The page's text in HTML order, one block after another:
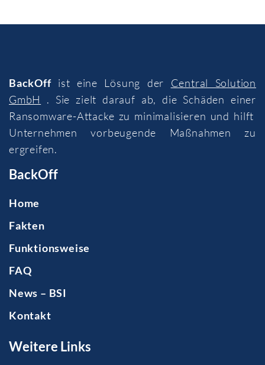
BackOffist eine Lösung der Central Solution
GmbH
. Sie zielt darauf ab, die Schäden einer
Ransomware-Attacke zu minimalisieren und hilft
Unternehmen vorbeugende Maßnahmen zu
ergreifen.
BackOff
Home
Fakten
Funktionsweise
FAQ
News – BSI
Kontakt
Weitere Links